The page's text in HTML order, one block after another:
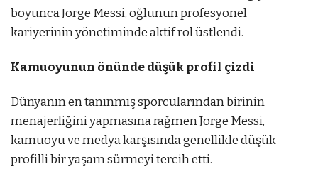
boyunca Jorge Messi, oğlunun profesyonel
kariyerinin yönetiminde aktif rol üstlendi.
Kamuoyunun önünde düşük profil çizdi
Dünyanın en tanınmış sporcularından birinin
menajerliğini yapmasına rağmen Jorge Messi,
kamuoyu ve medya karşısında genellikle düşük
profilli bir yaşam sürmeyi tercih etti.